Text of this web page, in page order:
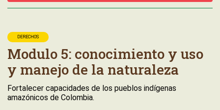
DERECHOS
Modulo 5: conocimiento y uso
y manejo de la naturaleza
Fortalecer capacidades de los pueblos indígenas
amazónicos de Colombia.